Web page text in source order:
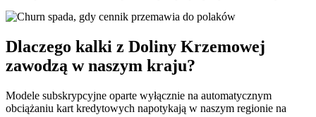
Dlaczego kalki z Doliny Krzemowej
zawodzą w naszym kraju?
Modele subskrypcyjne oparte wyłącznie na automatycznym
obciążaniu kart kredytowych napotykają w naszym regionie na